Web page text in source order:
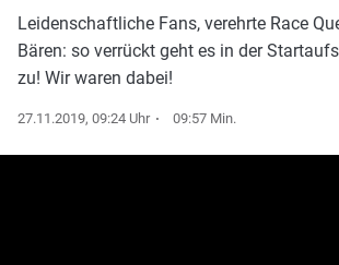
Leidenschaftliche Fans, verehrte Race
Bären: so verrückt geht es in der
zu! Wir waren dabei!
27.11.2019, 09:24 Uhr 09:57 Min.